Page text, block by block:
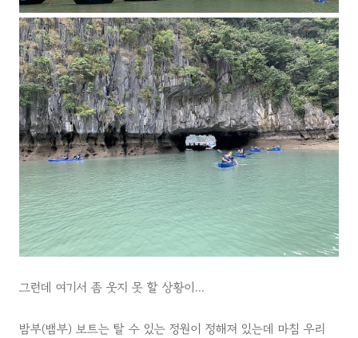
그런데 여기서 좀 웃지 못 할 상황이...
밤부(뱀부) 보트는 탈 수 있는 정원이 정해져 있는데 마침 우리